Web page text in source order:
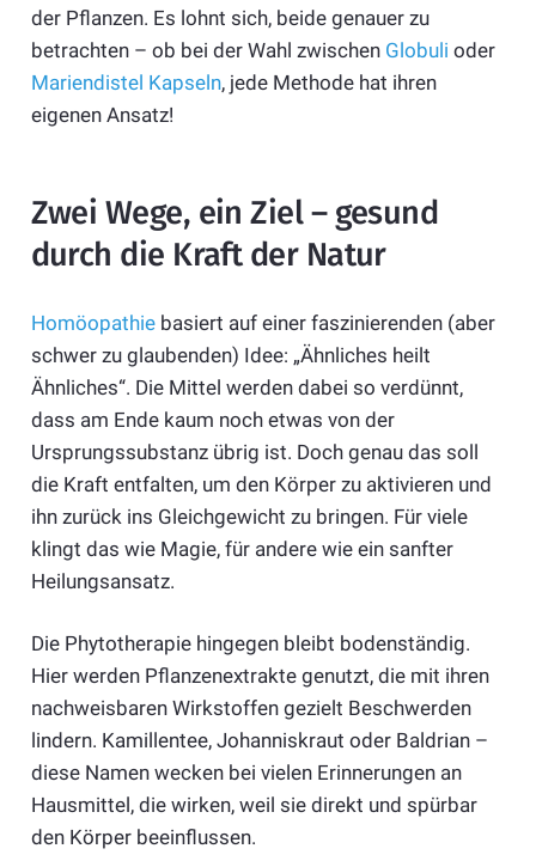
der Pflanzen. Es lohnt sich, beide genauer zu
betrachten – ob bei der Wahl zwischen Globuli oder
Mariendistel Kapseln, jede Methode hat ihren
eigenen Ansatz!
Zwei Wege, ein Ziel – gesund
durch die Kraft der Natur
Homöopathiebasiert auf einer faszinierenden (aber
schwer zu glaubenden) Idee: „Ähnliches heilt
Ähnliches“. Die Mittel werden dabei so verdünnt,
dass am Ende kaum noch etwas von der
Ursprungssubstanz übrig ist. Doch genau das soll
die Kraft entfalten, um den Körper zu aktivieren und
ihn zurück ins Gleichgewicht zu bringen. Für viele
klingt das wie Magie, für andere wie ein sanfter
Heilungsansatz.
Die Phytotherapie hingegen bleibt bodenständig.
Hier werden Pflanzenextrakte genutzt, die mit ihren
nachweisbaren Wirkstoffen gezielt Beschwerden
lindern. Kamillentee, Johanniskraut oder Baldrian –
diese Namen wecken bei vielen Erinnerungen an
Hausmittel, die wirken, weil sie direkt und spürbar
den Körper beeinflussen.